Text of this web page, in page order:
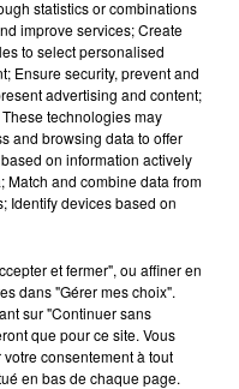
SHAKIRA FEAT. BURNA BOY
Dai Dai
9h55
9h55
statistics or combinations
improve services; Create
to select personalised
Ensure security, prevent and
advertising and content;
technologies may
and browsing data to offer
on information actively
and combine data from
Identify devices based on
et fermer", ou affiner en
dans "Gérer mes choix".
sur "Continuer sans
que pour ce site. Vous
consentement à tout
en bas de chaque page.